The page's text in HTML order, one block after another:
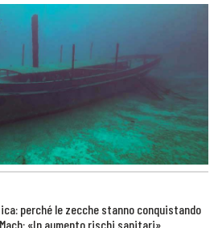
perché le zecche stanno conquistando
«In aumento rischi sanitari»